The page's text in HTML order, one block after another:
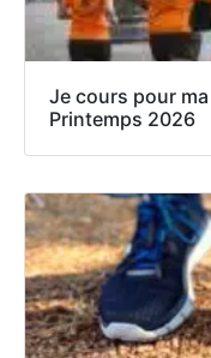
Je cours pour
Printemps 2026